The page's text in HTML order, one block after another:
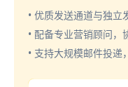
• 优质发送通道与独立
• 配备专业营销顾问
• 支持大规模邮件投